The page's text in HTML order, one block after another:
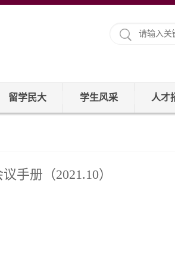
留学民大 学生风采 人才
手册（2021.10）